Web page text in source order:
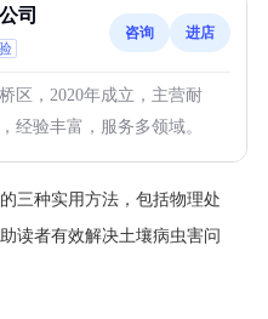
司
咨询 进店
区，2020年成立，主营耐
经验丰富，服务多领域。
三种实用方法，包括物理处
读者有效解决土壤病虫害问